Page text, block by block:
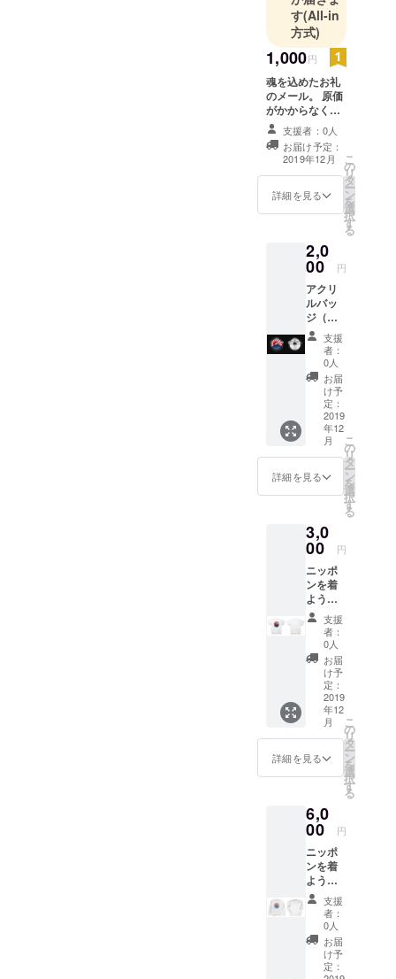
ます。
す(All-in
方式)
1,000円
魂を込めたお礼
のメール。 原価
がかからなくて
とても助かりま
す。支援者：0人
お届け予定：
2019年12月
詳細を見る
こ
の
リ
タ
ー
ン
を
選
択
す
る
2,0
00 円
アクリ
ルバッ
ジ（非
売品）
バッグ
や帽
子、
ジャ
ケット
などに
毎日付
けられ
るアク
リル
バッ
(mm)の
適度な
大きさ
でアク
セント
になり
ます
ね！ ク
ラウド
ファン
ディン
グ専用
の商品
です。
オンラ
イン
ショッ
ん。
pixivFA
という
業者か
ら発送
されま
す。
支援
者：
0人
お届
け予
定：
2019
年12
月
詳細を見る
こ
の
リ
タ
ー
ン
を
選
択
す
る
3,0
00 円
ニッポ
ンを着
ようプ
ロジェ
クト Ｔ
シャツ
（非売
品） 富
士山か
ら太陽
が上が
る日本
を象徴
するデ
ザイ
ファン
ディン
グ専用
の商品
です。
オンラ
イン
ショッ
プでは
購入で
きませ
ん。
支援
者：
0人
お届
け予
定：
2019
年12
月
詳細を見る
こ
の
リ
タ
ー
ン
を
選
択
す
る
6,0
00 円
ニッポ
ンを着
ようス
ウェッ
ト（非
売品）
クラウ
ドファ
ンディ
支援
者：
0人
お届
け予
定：